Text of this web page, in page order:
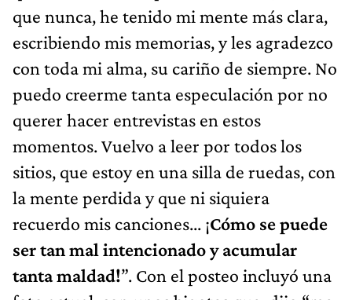
que nunca, he tenido mi mente más clara,
escribiendo mis memorias, y les agradezco
con toda mi alma, su cariño de siempre. No
puedo creerme tanta especulación por no
querer hacer entrevistas en estos
momentos. Vuelvo a leer por todos los
sitios, que estoy en una silla de ruedas, con
la mente perdida y que ni siquiera
recuerdo mis canciones... ¡Cómo se puede
ser tan mal intencionado y acumular
tanta maldad!”. Con el posteo incluyó una